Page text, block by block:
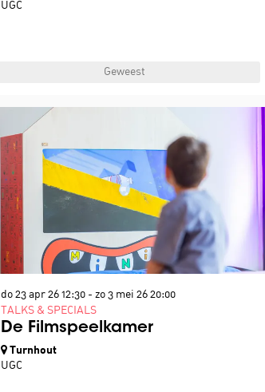
UGC
Geweest
De Filmspeelkamer
TALKS & SPECIALS
do 23 apr 26 12:30 - zo 3 mei 26 20:00
Turnhout
UGC